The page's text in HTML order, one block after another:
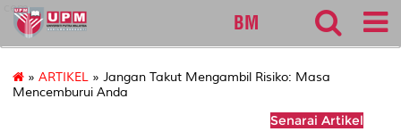
cem
BM
» ARTIKEL » Jangan Takut Mengambil Risiko: Masa
Mencemburui Anda
Senarai Artikel